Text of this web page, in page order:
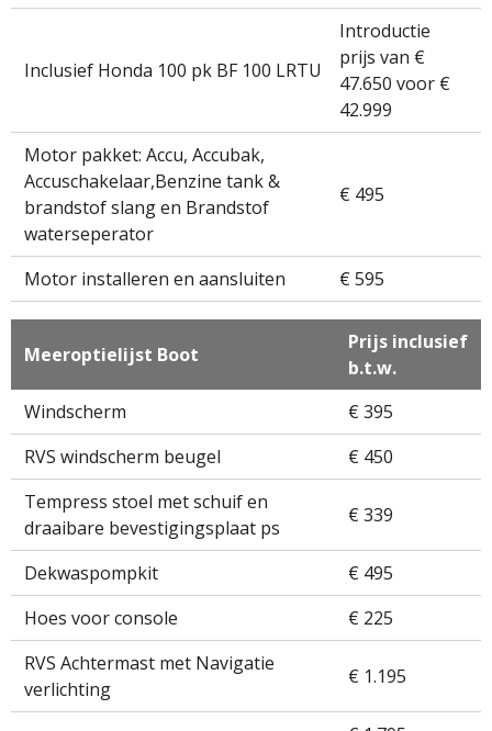
Inclusief Honda 100 pk BF 100 LRTU
Introductie
prijs van €
47.650 voor €
42.999
Motor pakket: Accu, Accubak,
Accuschakelaar,Benzine tank &
brandstof slang en Brandstof
waterseperator
€ 495
Motor installeren en aansluiten € 595
Meeroptielijst Boot
Prijs inclusief
b.t.w.
Windscherm
€ 395
RVS windscherm beugel
€ 450
Tempress stoel met schuif en
draaibare bevestigingsplaat ps
€ 339
Dekwaspompkit
€ 495
Hoes voor console
€ 225
RVS Achtermast met Navigatie
verlichting
€ 1.195